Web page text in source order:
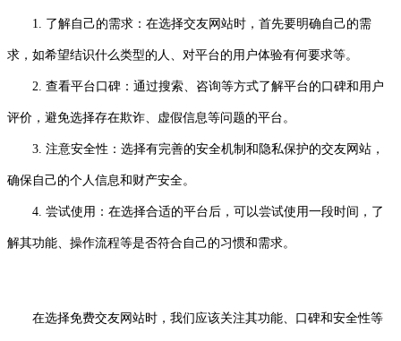
1. 了解自己的需求：在选择交友网站时，首先要明确自己的需
求，如希望结识什么类型的人、对平台的用户体验有何要求等。
2. 查看平台口碑：通过搜索、咨询等方式了解平台的口碑和用户
评价，避免选择存在欺诈、虚假信息等问题的平台。
3. 注意安全性：选择有完善的安全机制和隐私保护的交友网站，
确保自己的个人信息和财产安全。
4. 尝试使用：在选择合适的平台后，可以尝试使用一段时间，了
解其功能、操作流程等是否符合自己的习惯和需求。
在选择免费交友网站时，我们应该关注其功能、口碑和安全性等